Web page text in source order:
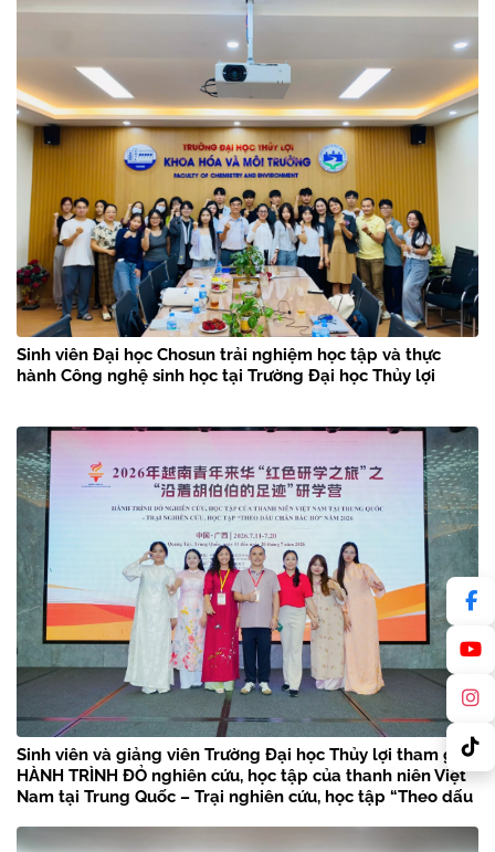
Sinh viên Đại học Chosun trải nghiệm học tập và thực
hành Công nghệ sinh học tại Trường Đại học Thủy lợi
Sinh viên và giảng viên Trường Đại học Thủy lợi tham gia
HÀNH TRÌNH ĐỎ nghiên cứu, học tập của thanh niên Việt
Nam tại Trung Quốc – Trại nghiên cứu, học tập “Theo dấu